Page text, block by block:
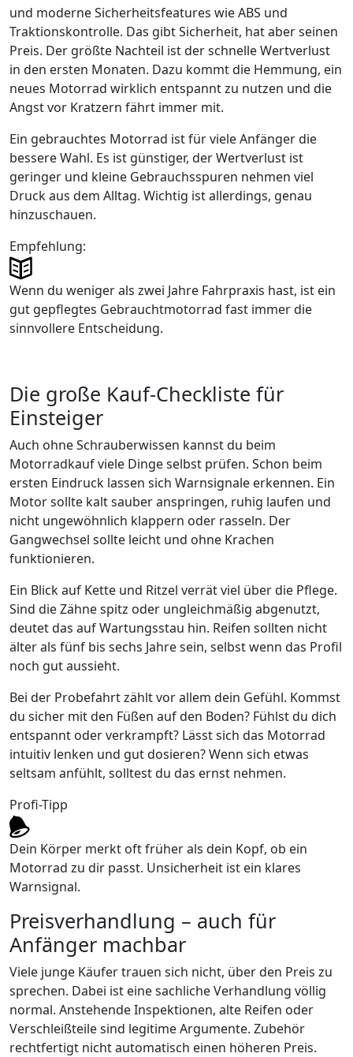
und moderne Sicherheitsfeatures wie ABS und
Traktionskontrolle. Das gibt Sicherheit, hat aber seinen
Preis. Der größte Nachteil ist der schnelle Wertverlust
in den ersten Monaten. Dazu kommt die Hemmung, ein
neues Motorrad wirklich entspannt zu nutzen und die
Angst vor Kratzern fährt immer mit.
Ein gebrauchtes Motorrad ist für viele Anfänger die
bessere Wahl. Es ist günstiger, der Wertverlust ist
geringer und kleine Gebrauchsspuren nehmen viel
Druck aus dem Alltag. Wichtig ist allerdings, genau
hinzuschauen.
Empfehlung:
Wenn du weniger als zwei Jahre Fahrpraxis hast, ist ein
gut gepflegtes Gebrauchtmotorrad fast immer die
sinnvollere Entscheidung.
Die große Kauf-Checkliste für
Einsteiger
Auch ohne Schrauberwissen kannst du beim
Motorradkauf viele Dinge selbst prüfen. Schon beim
ersten Eindruck lassen sich Warnsignale erkennen. Ein
Motor sollte kalt sauber anspringen, ruhig laufen und
nicht ungewöhnlich klappern oder rasseln. Der
Gangwechsel sollte leicht und ohne Krachen
funktionieren.
Ein Blick auf Kette und Ritzel verrät viel über die Pflege.
Sind die Zähne spitz oder ungleichmäßig abgenutzt,
deutet das auf Wartungsstau hin. Reifen sollten nicht
älter als fünf bis sechs Jahre sein, selbst wenn das Profil
noch gut aussieht.
Bei der Probefahrt zählt vor allem dein Gefühl. Kommst
du sicher mit den Füßen auf den Boden? Fühlst du dich
entspannt oder verkrampft? Lässt sich das Motorrad
intuitiv lenken und gut dosieren? Wenn sich etwas
seltsam anfühlt, solltest du das ernst nehmen.
Profi-Tipp
Dein Körper merkt oft früher als dein Kopf, ob ein
Motorrad zu dir passt. Unsicherheit ist ein klares
Warnsignal.
Preisverhandlung – auch für
Anfänger machbar
Viele junge Käufer trauen sich nicht, über den Preis zu
sprechen. Dabei ist eine sachliche Verhandlung völlig
normal. Anstehende Inspektionen, alte Reifen oder
Verschleißteile sind legitime Argumente. Zubehör
rechtfertigt nicht automatisch einen höheren Preis.